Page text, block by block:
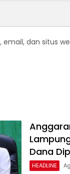
email, dan situs
Dana
HEADLINE